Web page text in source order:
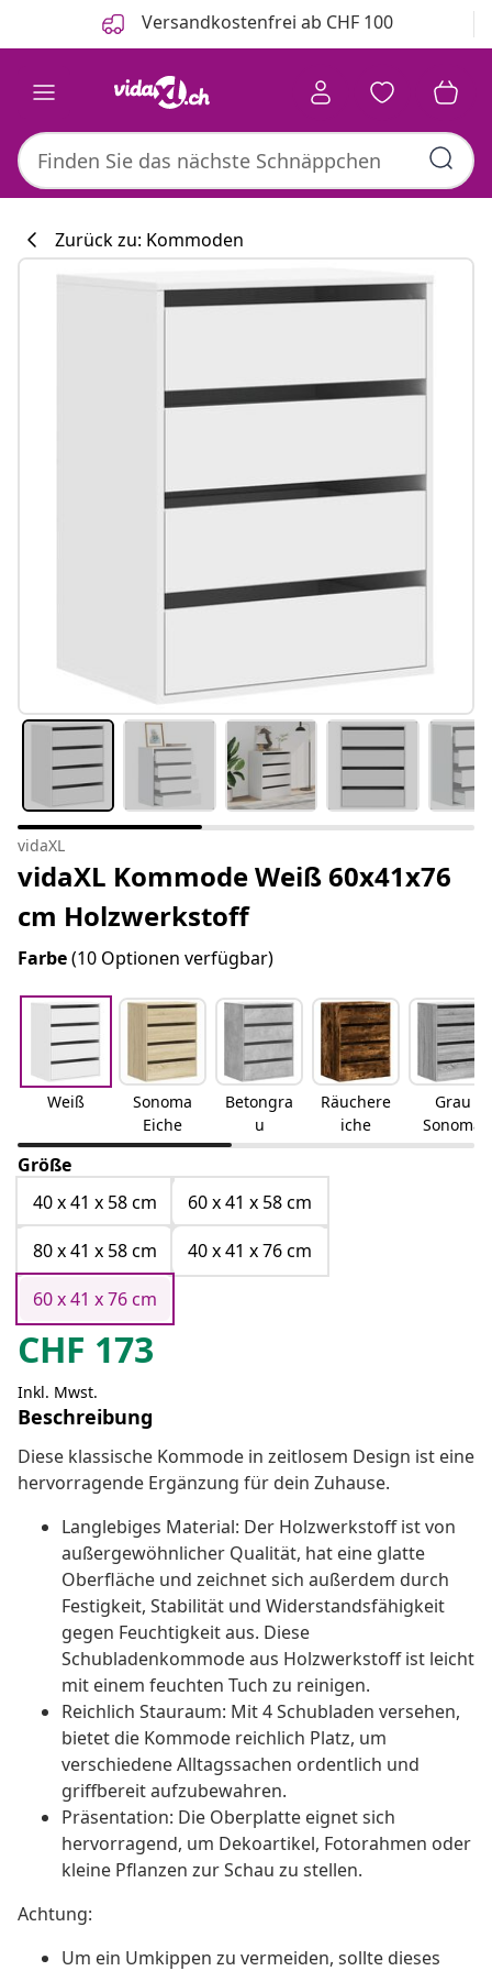
Versandkostenfrei ab CHF 100
Zurück zu: Kommoden
vidaXL
vidaXL Kommode Weiß 60x41x76
cm Holzwerkstoff
Farbe(10 Optionen verfügbar)
Weiß
Sonoma
Eiche
Betongra
u
Räuchere
iche
Grau
Sonoma
Größe
40 x 41 x 58 cm
60 x 41 x 58 cm
80 x 41 x 58 cm
40 x 41 x 76 cm
60 x 41 x 76 cm
CHF 173
Inkl. Mwst.
Beschreibung
Diese klassische Kommode in zeitlosem Design ist eine
hervorragende Ergänzung für dein Zuhause.
Langlebiges Material: Der Holzwerkstoff ist von
außergewöhnlicher Qualität, hat eine glatte
Oberfläche und zeichnet sich außerdem durch
Festigkeit, Stabilität und Widerstandsfähigkeit
gegen Feuchtigkeit aus. Diese
Schubladenkommode aus Holzwerkstoff ist leicht
mit einem feuchten Tuch zu reinigen.
Reichlich Stauraum: Mit 4 Schubladen versehen,
bietet die Kommode reichlich Platz, um
verschiedene Alltagssachen ordentlich und
griffbereit aufzubewahren.
Präsentation: Die Oberplatte eignet sich
hervorragend, um Dekoartikel, Fotorahmen oder
kleine Pflanzen zur Schau zu stellen.
Achtung:
Um ein Umkippen zu vermeiden, sollte dieses